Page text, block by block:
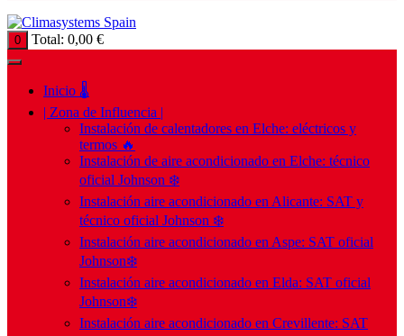
0 Total: 0,00 €
Inicio 🌡️
| Zona de Influencia |
Instalación de calentadores en Elche: eléctricos y
termos 🔥
Instalación de aire acondicionado en Elche: técnico
oficial Johnson ❄️
Instalación aire acondicionado en Alicante: SAT y
técnico oficial Johnson ❄️
Instalación aire acondicionado en Aspe: SAT oficial
Johnson❄️
Instalación aire acondicionado en Elda: SAT oficial
Johnson❄️
Instalación aire acondicionado en Crevillente: SAT